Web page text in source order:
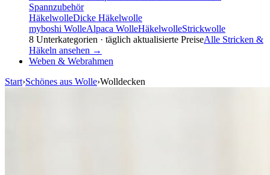
Spannzubehör
HäkelwolleDicke Häkelwolle
myboshi WolleAlpaca WolleHäkelwolleStrickwolle
8 Unterkategorien · täglich aktualisierte PreiseAlle Stricken &
Häkeln ansehen →
Weben & Webrahmen
Start›Schönes aus Wolle›Wolldecken